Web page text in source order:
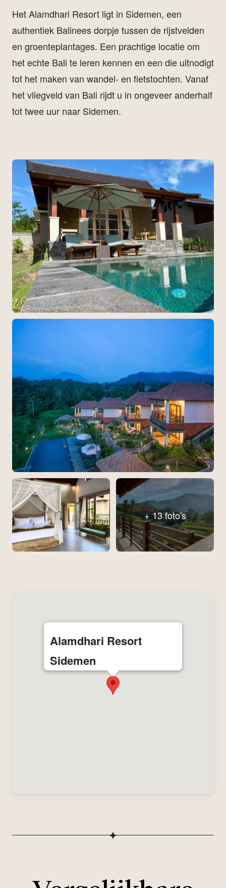
Het Alamdhari Resort ligt in Sidemen, een
authentiek Balinees dorpje tussen de rijstvelden
en groenteplantages. Een prachtige locatie om
het echte Bali te leren kennen en een die uitnodigt
tot het maken van wandel- en fietstochten. Vanaf
het vliegveld van Bali rijdt u in ongeveer anderhalf
tot twee uur naar Sidemen.
+ 13 foto's
Alamdhari Resort
Sidemen